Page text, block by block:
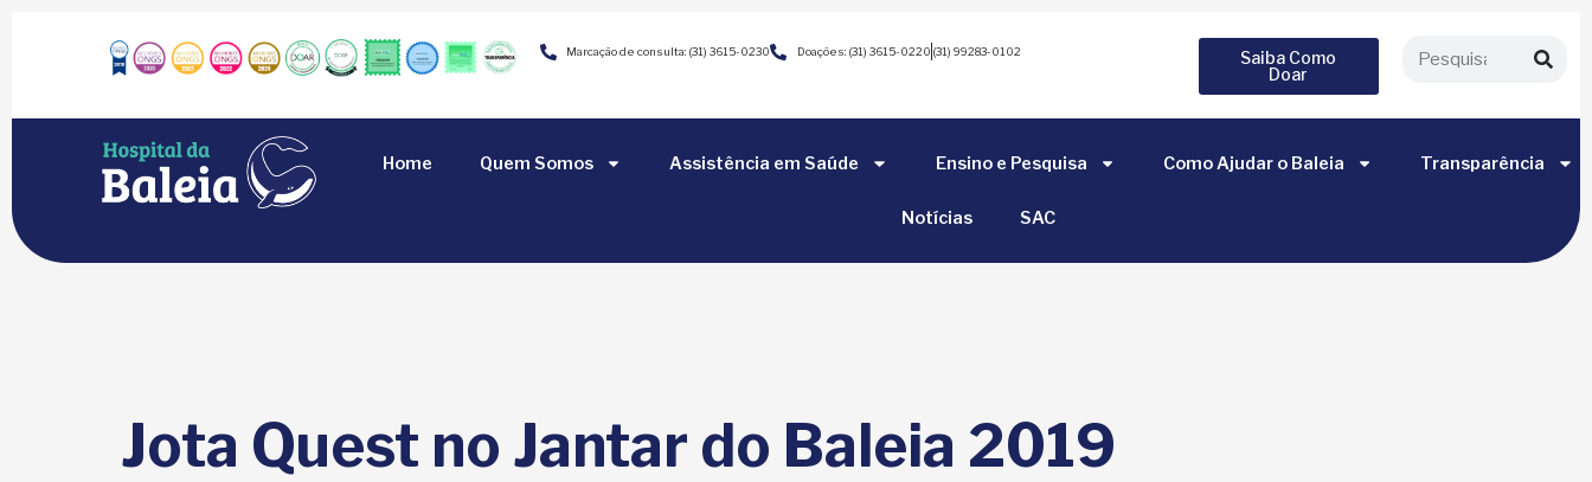
Marcação de consulta: (31) 3615-0230 Doações: (31) 3615-0220 (31) 99283-0102
Saiba Como
Doar
Home Quem Somos Assistência em Saúde Ensino e Pesquisa Como Ajudar o Baleia Transparência
Notícias SAC
Jota Quest no Jantar do Baleia 2019